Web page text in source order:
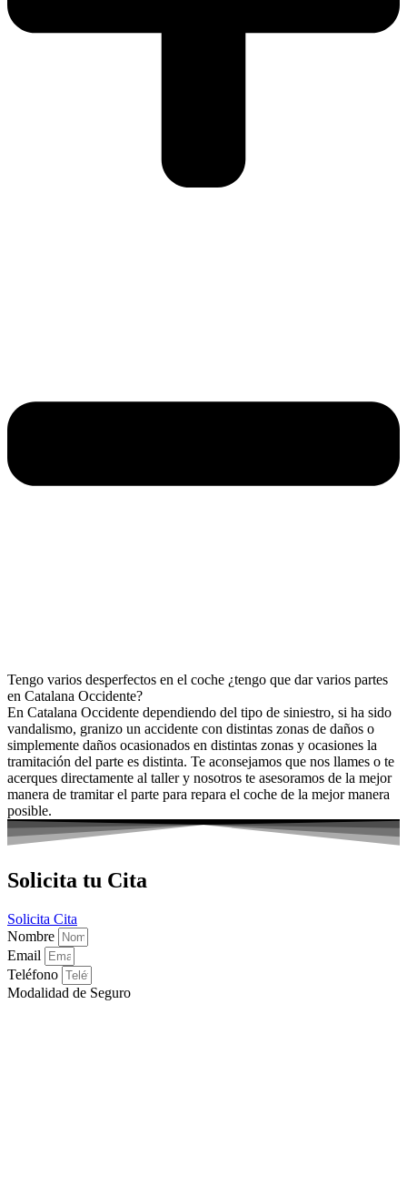
Tengo varios desperfectos en el coche ¿tengo que dar varios partes
en Catalana Occidente?
En Catalana Occidente dependiendo del tipo de siniestro, si ha sido
vandalismo, granizo un accidente con distintas zonas de daños o
simplemente daños ocasionados en distintas zonas y ocasiones la
tramitación del parte es distinta. Te aconsejamos que nos llames o te
acerques directamente al taller y nosotros te asesoramos de la mejor
manera de tramitar el parte para repara el coche de la mejor manera
posible.
Solicita tu Cita
Solicita Cita
Nombre
Email
Teléfono
Modalidad de Seguro